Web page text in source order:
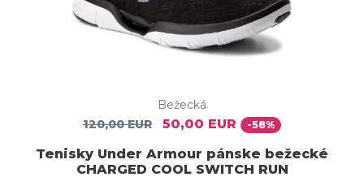
Bežecká
120,00 EUR
50,00 EUR -58%
Tenisky Under Armour pánske bežecké
CHARGED COOL SWITCH RUN